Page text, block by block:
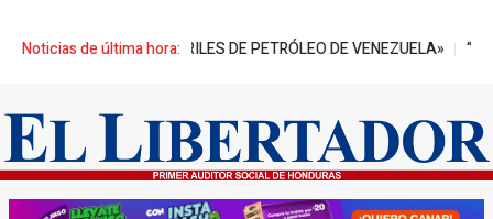
Noticias de última hora:
DE BARRILES DE PETRÓLEO DE VENEZUELA» “EL